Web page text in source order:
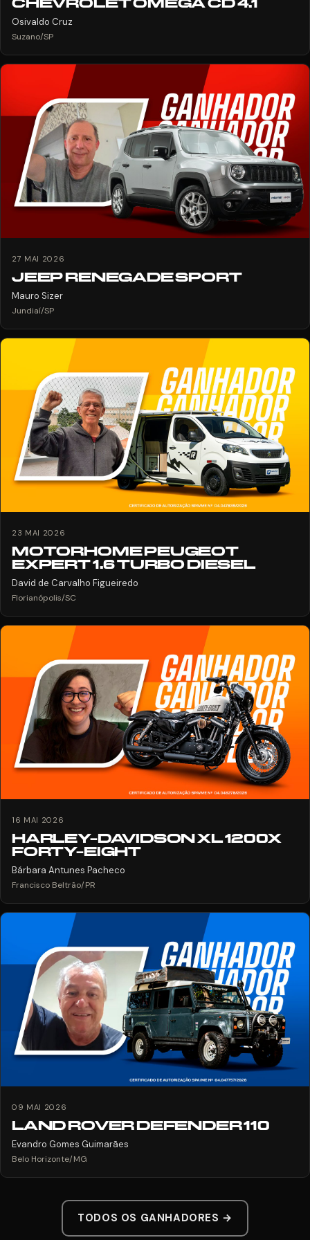
CHEVROLET OMEGA CD 4.1
Osivaldo Cruz
Suzano/SP
27 MAI 2026
JEEP RENEGADE SPORT
Mauro Sizer
Jundiaí/SP
23 MAI 2026
MOTORHOME PEUGEOT
EXPERT 1.6 TURBO DIESEL
David de Carvalho Figueiredo
Florianópolis/SC
16 MAI 2026
HARLEY-DAVIDSON XL 1200X
FORTY-EIGHT
Bárbara Antunes Pacheco
Francisco Beltrão/PR
09 MAI 2026
LAND ROVER DEFENDER 110
Evandro Gomes Guimarães
Belo Horizonte/MG
TODOS OS GANHADORES →